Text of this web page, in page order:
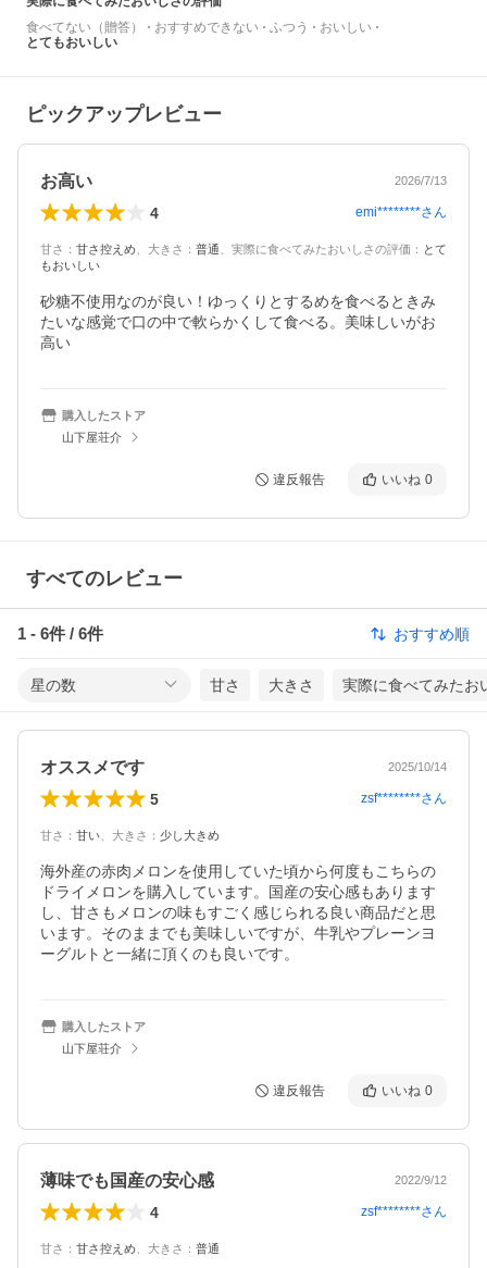
食べてない（贈答）
おすすめできない ふつう
おいしい
とてもおいしい
ピックアップレビュー
お高い 2026/7/13
4 emi********さん
甘さ ： 甘さ控えめ 大きさ ： 普通 実際に食べてみたおいしさの評価 ： とて
もおいしい
砂糖不使用なのが良い！ゆっくりとするめを食べるときみ
たいな感覚で口の中で軟らかくして食べる。美味しいがお
高い
購入したストア
山下屋荘介
違反報告 いいね 0
すべてのレビュー
1 - 6件 / 6件 おすすめ順
星の数 甘さ 大きさ 実際に食べてみたお
オススメです 2025/10/14
5 zsf********さん
甘さ ： 甘い 大きさ ： 少し大きめ
海外産の赤肉メロンを使用していた頃から何度もこちらの
ドライメロンを購入しています。国産の安心感もあります
し、甘さもメロンの味もすごく感じられる良い商品だと思
います。そのままでも美味しいですが、牛乳やプレーンヨ
ーグルトと一緒に頂くのも良いです。
購入したストア
山下屋荘介
違反報告 いいね 0
薄味でも国産の安心感 2022/9/12
4 zsf********さん
甘さ ： 甘さ控えめ 大きさ ： 普通